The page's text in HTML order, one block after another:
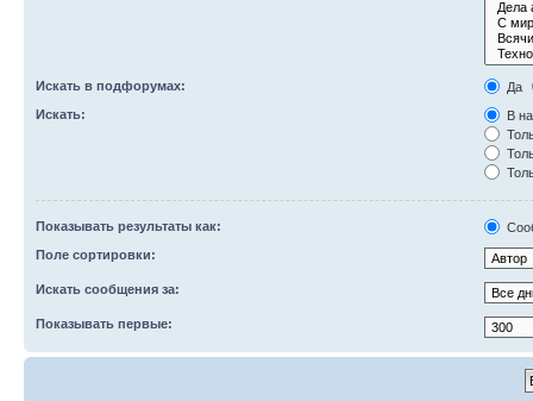
Искать в подфорумах:
Да
Искать:
В
Показывать результаты как:
Поле сортировки:
Искать сообщения за:
Показывать первые: